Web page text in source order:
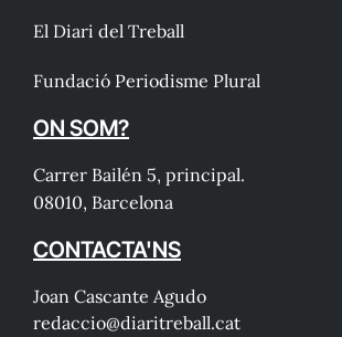
El Diari del Treball
Fundació Periodisme Plural
ON SOM?
Carrer Bailén 5, principal.
08010, Barcelona
CONTACTA'NS
Joan Cascante Agudo
redaccio@diaritreball.cat